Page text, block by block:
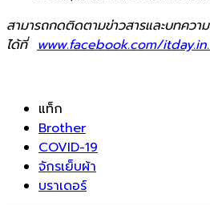
สามารถกดติดตามข่าวสารและบทควา
ได้ที่ www.facebook.com/
แท็ก
Brother
COVID-19
จักรเย็บผ้า
บราเดอร์